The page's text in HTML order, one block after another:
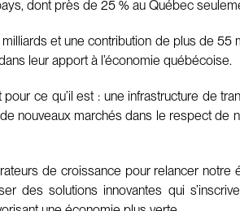
dont près de 25 % au Québec
et une contribution de plus de
leur apport à l’économie québécoise.
ce qu’il est : une infrastructure de
nouveaux marchés dans le respect de
de croissance pour relancer
des solutions innovantes qui